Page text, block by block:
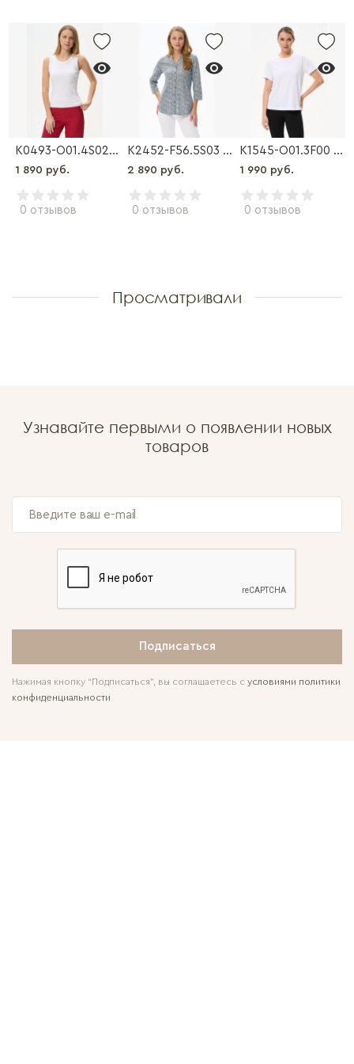
K0493-O01.4S02 Майка
1 890 руб.
0 отзывов
K2452-F56.5S03 Блузка
2 890 руб.
0 отзывов
K1545-O01.3F00 Футболка
1 990 руб.
0 отзывов
Просматривали
Узнавайте первыми о появлении новых
товаров
Подписаться
Нажимая кнопку “Подписаться”, вы соглашаетесь с условиями политики
конфиденциальности